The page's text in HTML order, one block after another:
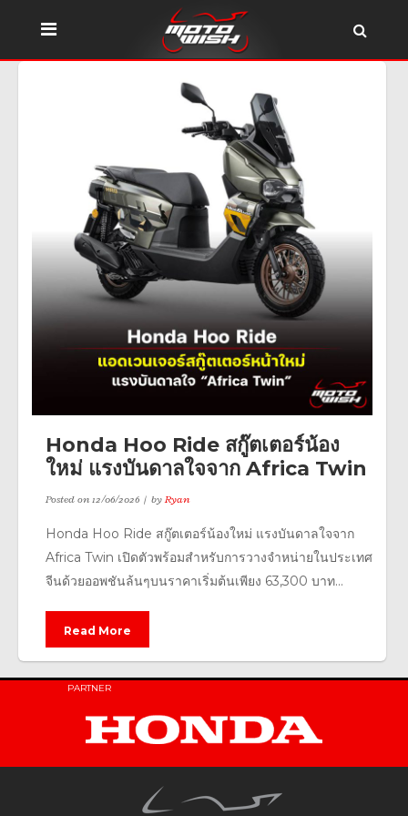
Honda Hoo Ride สกู๊ตเตอร์น้อง
ใหม่ แรงบันดาลใจจาก Africa Twin
Posted on12/06/2026 byRyan
Honda Hoo Ride สกู๊ตเตอร์น้องใหม่ แรงบันดาลใจจาก
Africa Twin เปิดตัวพร้อมสำหรับการวางจำหน่ายในประเทศ
จีนด้วยออพชันล้นๆบนราคาเริ่มต้นเพียง 63,300 บาท...
Read More
PARTNER